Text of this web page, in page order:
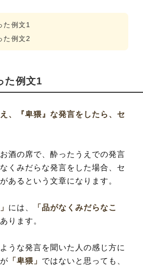
た例文1
た例文2
た例文1
、『卑猥』な発言をしたら、セ
酒の席で、酔ったうえでの発言
くみだらな発言をした場合、セ
あるという文章になります。
には、
「品がなくみだらなこ
ります。
うな発言を聞いた人の感じ方に
「卑猥」 ではないと思っても、